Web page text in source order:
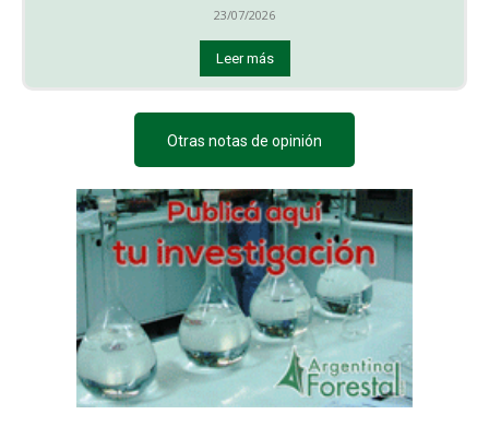
23/07/2026
Leer más
Otras notas de opinión